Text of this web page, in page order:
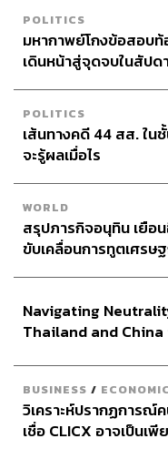
ทีมผู้บริหารที่บริหารอย่า
เจตบดินทร์ ระบุว่าสิ่งที่
“ความน่าเชื่อถือและเครื
ในปี 2569 Aura
บาทเพื่อเปิดสาขาใหม่
และโอกาส โดยในระย
ตั้งเป้าจบปีนี้ด้วยจำนวน
ต้นปีที่ 22 สาขา ขณะที่
50 แห่ง
ท้ายที่สุดนี้ สำหรับแผนก
ตลาดหลักทรัพย์ (IPO)
เจตบดินทร์ระบุว่ายังอ
หมายว่าต้องมีรายได้ถึ
มองว่า IPO คือเครื่องมื
เติบโตอย่างก้าวกระโ
งานและผู้บริหารมีควา
เงินลงทุนไปขยายกิจก
POLITICS
มหากาพย์โกงข้อสอบ
เดินหน้าสู่จุดจบในสัปด
POLITICS
เส้นทางคดี 44 สส. ใน
จะรู้ผลเมื่อไร
WORLD
สรุปภารกิจอนุทิน เยือ
ขับเคลื่อนการทูตเศรษ
Navigating
Thailand and
BUSINESS / ECONOMIC
วิเคราะห์ปรากฏการณ์
เชื่อ CLICX อาจเป็นเ